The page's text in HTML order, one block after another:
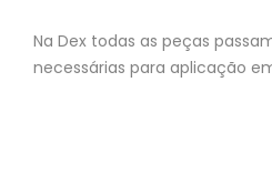
Na Dex todas as peças
necessárias para aplicação